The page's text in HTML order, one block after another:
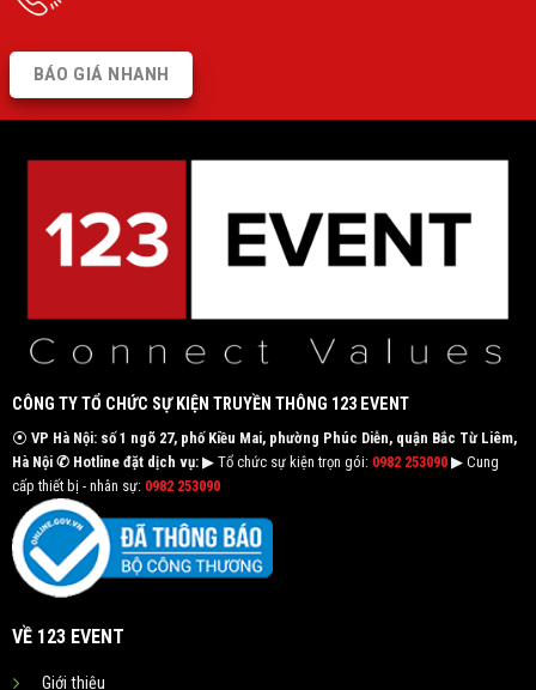
BÁO GIÁ NHANH
CÔNG TY TỔ CHỨC SỰ KIỆN TRUYỀN THÔNG 123 EVENT
⦿ VP Hà Nội: số 1 ngõ 27, phố Kiều Mai, phường Phúc Diễn, quận Bắc Từ Liêm,
Hà Nội ✆ Hotline đặt dịch vụ:▶ Tổ chức sự kiện trọn gói: 0982 253090▶ Cung
cấp thiết bị - nhân sự: 0982 253090
VỀ 123 EVENT
Giới thiệu